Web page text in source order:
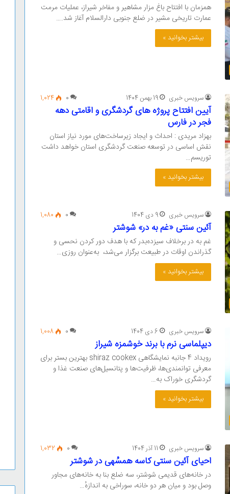
همزمان با افتتاح باغ مزار مشاهیر و مفاخر شیراز، عملیات مرمت
عمارت تاریخی مشیر در ضلع جنوبی دارالسلام آغاز شد.…
بیشتر بخوانید »
سرویس خبری 19 بهمن 1404 0
1,024
آیین افتتاح پروژه های گردشگری و اقامتی دهه
فجر در فارس
بهزاد مریدی : احداث و ایجاد زیرساخت‌های مورد نیاز استان
نقش اساسی در توسعه صنعت گردشگری استان خواهد داشت
توریسم…
بیشتر بخوانید »
سرویس خبری 9 دی 1404 0
1,080
آئین سنتی «غم به در» شوشتر
غم به در برخلاف سیزده‌بدر که با هدف دور کردن نحسی و
گذراندن اوقات در طبیعت برگزار می‌شد، به‌عنوان روزی…
بیشتر بخوانید »
سرویس خبری 6 دی 1404 0
1,008
دیپلماسی نرم با برند خوشمزه شیراز
رویداد 4 جانبه نمایشگاهی shiraz cookex بهترین بستر برای
معرفی توانمندی‌ها، ظرفیت‌ها و پتانسیل‌های صنعت غذا و
گردشگری خوراک به…
بیشتر بخوانید »
سرویس خبری 11 آذر 1404 0
1,032
احیای آئین سنتی کاسه همسُهی در شوشتر
در خانه‌های قدیمی شوشتر، سه ضلع بنا به خانه‌های مجاور
وصل بود و میان هر دو خانه، سوراخی به اندازهٔ…